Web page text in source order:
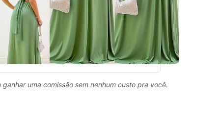
ganhar uma comissão sem nenhum custo pra você.